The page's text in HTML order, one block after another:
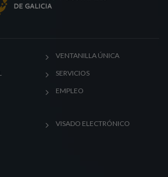
VENTANILLA ÚNICA
SERVICIOS
EMPLEO
VISADO ELECTRÓNICO